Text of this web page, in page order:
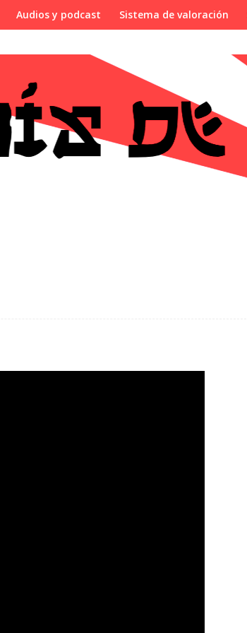
Audios y podcast Sistema de valoración